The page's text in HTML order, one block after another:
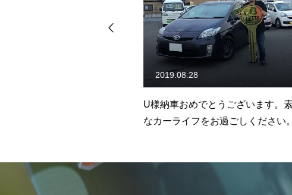
U様納車おめでとうございます。素敵
なカーライフをお過ごしください。
2019.08.28